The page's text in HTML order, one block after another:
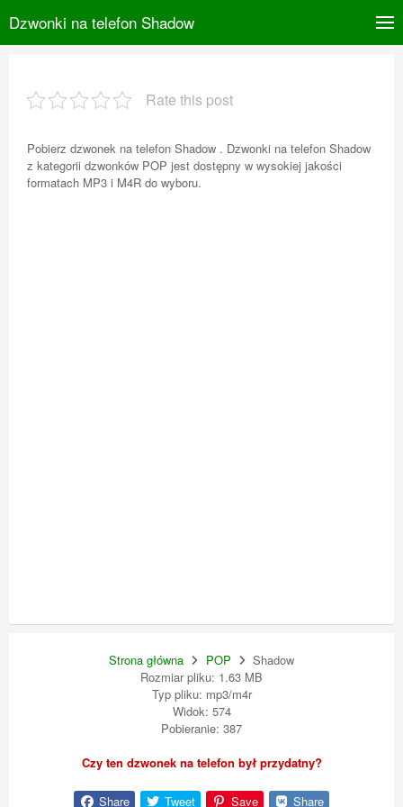
Dzwonki na telefon Shadow
Rate this post
Pobierz dzwonek na telefon Shadow . Dzwonki na telefon Shadow
z kategorii dzwonków POP jest dostępny w wysokiej jakości
formatach MP3 i M4R do wyboru.
Strona główna POP
Shadow
Rozmiar pliku: 1.63 MB
Typ pliku: mp3/m4r
Widok: 574
Pobieranie: 387
Czy ten dzwonek na telefon był przydatny?
Share Tweet Save Share